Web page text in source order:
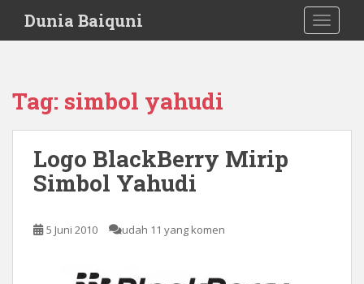
i
Dunia Baiquni
Tag: simbol yahudi
Logo BlackBerry Mirip
Simbol Yahudi
5 Juni 2010 udah 11 yang komen